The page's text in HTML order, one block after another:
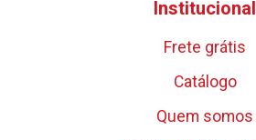
Institucional
Frete grátis
Catálogo
Quem somos